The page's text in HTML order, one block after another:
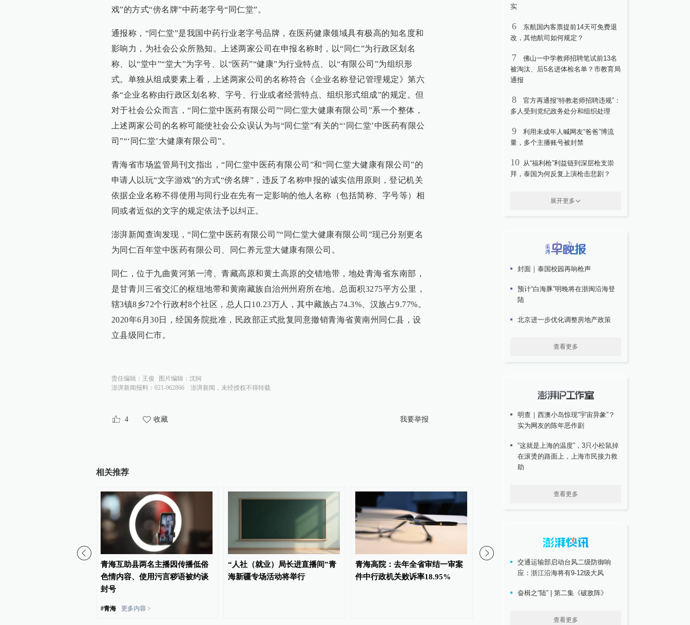
戏”的方式“傍名牌”中药老字号“同仁堂”。
通报称，“同仁堂”是我国中药行业老字号品牌，在医药健康领域具有极高的知名度和
影响力，为社会公众所熟知。上述两家公司在申报名称时，以“同仁”为行政区划名
称、以“堂中”“堂大”为字号、以“医药”“健康”为行业特点、以“有限公司”为组织形
式。单独从组成要素上看，上述两家公司的名称符合《企业名称登记管理规定》第六
条“企业名称由行政区划名称、字号、行业或者经营特点、组织形式组成”的规定。但
对于社会公众而言，“同仁堂中医药有限公司”“同仁堂大健康有限公司”系一个整体，
上述两家公司的名称可能使社会公众误认为与“同仁堂”有关的“‘同仁堂’中医药有限公
司”“‘同仁堂’大健康有限公司”。
青海省市场监管局刊文指出，“同仁堂中医药有限公司”和“同仁堂大健康有限公司”的
申请人以玩“文字游戏”的方式“傍名牌”，违反了名称申报的诚实信用原则，登记机关
依据企业名称不得使用与同行业在先有一定影响的他人名称（包括简称、字号等）相
同或者近似的文字的规定依法予以纠正。
澎湃新闻查询发现，“同仁堂中医药有限公司”“同仁堂大健康有限公司”现已分别更名
为同仁百年堂中医药有限公司、同仁养元堂大健康有限公司。
同仁，位于九曲黄河第一湾、青藏高原和黄土高原的交错地带，地处青海省东南部，
是甘青川三省交汇的枢纽地带和黄南藏族自治州州府所在地。总面积3275平方公里，
辖3镇8乡72个行政村8个社区，总人口10.23万人，其中藏族占74.3%、汉族占9.77%。
2020年6月30日，经国务院批准，民政部正式批复同意撤销青海省黄南州同仁县，设
立县级同仁市。
责任编辑： 王俊 图片编辑： 沈轲
澎湃新闻报料：021-962866
澎湃新闻，未经授权不得转载
4 收藏 我要举报
相关推荐
02:23
青海互助县两名主播因传播低俗
色情内容、使用污言秽语被约谈
封号
#青海 更多内容 >
“人社（就业）局长进直播间”青
海新疆专场活动将举行
青海高院：去年全省审结一审案
件中行政机关败诉率18.95%
00:53
你常吃的兰州拉面要改名了，多
地试点更名为“青海拉面”
探访改名后的“青海拉
实
6
东航国内客票提前14天可免费退
改，其他航司如何规定？
7
佛山一中学教师招聘笔试前13名
被淘汰、后5名进体检名单？市教育局
通报
8
官方再通报“特教老师招聘违规”：
多人受到党纪政务处分和组织处理
9
利用未成年人喊网友“爸爸”博流
量，多个主播账号被封禁
10 从“福利枪”利益链到深层枪支崇
拜，泰国为何反复上演枪击悲剧？
展开更多
封面｜泰国校园再响枪声
预计“白海豚”明晚将在浙闽沿海登
陆
北京进一步优化调整房地产政策
查看更多
明查｜西澳小岛惊现“宇宙异象”？
实为网友的陈年恶作剧
“这就是上海的温度”，3只小松鼠掉
在滚烫的路面上，上海市民接力救
助
查看更多
交通运输部启动台风二级防御响
应：浙江沿海将有9-12级大风
奋楫之“陆” | 第二集《破敌阵》
查看更多